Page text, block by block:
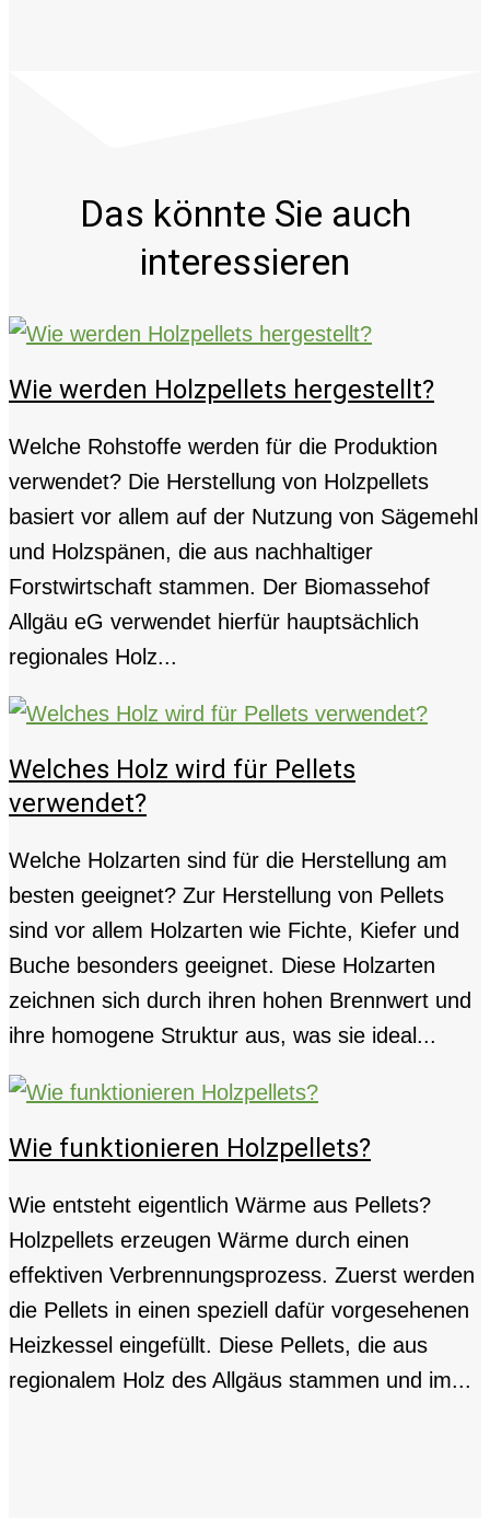
Das könnte Sie auch
interessieren
Wie werden Holzpellets hergestellt?
Welche Rohstoffe werden für die Produktion
verwendet? Die Herstellung von Holzpellets
basiert vor allem auf der Nutzung von Sägemehl
und Holzspänen, die aus nachhaltiger
Forstwirtschaft stammen. Der Biomassehof
Allgäu eG verwendet hierfür hauptsächlich
regionales Holz...
Welches Holz wird für Pellets
verwendet?
Welche Holzarten sind für die Herstellung am
besten geeignet? Zur Herstellung von Pellets
sind vor allem Holzarten wie Fichte, Kiefer und
Buche besonders geeignet. Diese Holzarten
zeichnen sich durch ihren hohen Brennwert und
ihre homogene Struktur aus, was sie ideal...
Wie funktionieren Holzpellets?
Wie entsteht eigentlich Wärme aus Pellets?
Holzpellets erzeugen Wärme durch einen
effektiven Verbrennungsprozess. Zuerst werden
die Pellets in einen speziell dafür vorgesehenen
Heizkessel eingefüllt. Diese Pellets, die aus
regionalem Holz des Allgäus stammen und im...